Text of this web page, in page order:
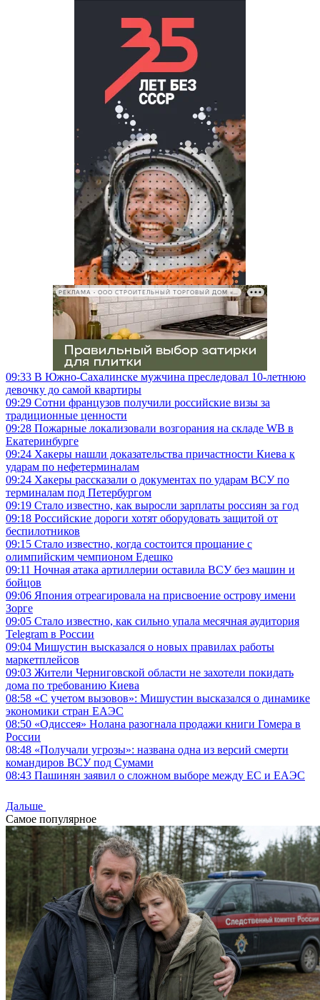
09:33 В Южно-Сахалинске мужчина преследовал 10-летнюю
девочку до самой квартиры
09:29 Сотни французов получили российские визы за
традиционные ценности
09:28 Пожарные локализовали возгорания на складе WB в
Екатеринбурге
09:24 Хакеры нашли доказательства причастности Киева к
ударам по нефетерминалам
09:24 Хакеры рассказали о документах по ударам ВСУ по
терминалам под Петербургом
09:19 Стало известно, как выросли зарплаты россиян за год
09:18 Российские дороги хотят оборудовать защитой от
беспилотников
09:15 Стало известно, когда состоится прощание с
олимпийским чемпионом Едешко
09:11 Ночная атака артиллерии оставила ВСУ без машин и
бойцов
09:06 Япония отреагировала на присвоение острову имени
Зорге
09:05 Стало известно, как сильно упала месячная аудитория
Telegram в России
09:04 Мишустин высказался о новых правилах работы
маркетплейсов
09:03 Жители Черниговской области не захотели покидать
дома по требованию Киева
08:58 «С учетом вызовов»: Мишустин высказался о динамике
экономики стран ЕАЭС
08:50 «Одиссея» Нолана разогнала продажи книги Гомера в
России
08:48 «Получали угрозы»: названа одна из версий смерти
командиров ВСУ под Сумами
08:43 Пашинян заявил о сложном выборе между ЕС и ЕАЭС
Дальше
Самое популярное